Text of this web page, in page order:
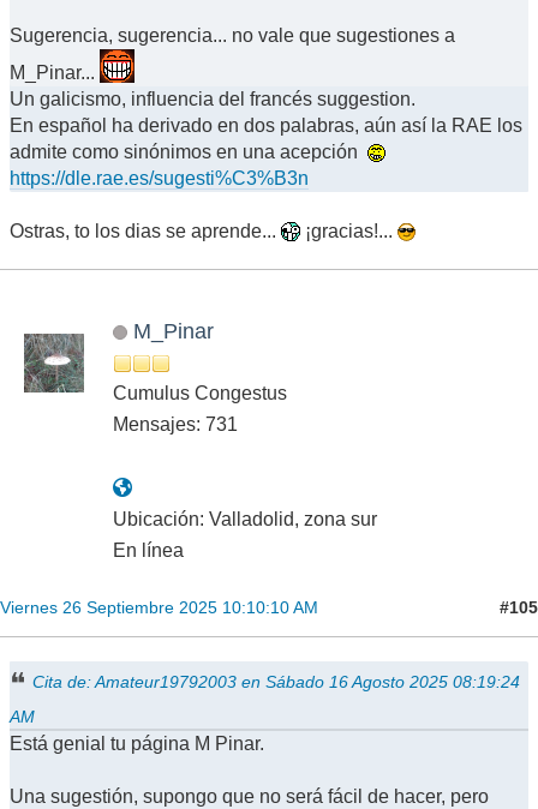
Sugerencia, sugerencia... no vale que sugestiones a
M_Pinar...
Un galicismo, influencia del francés suggestion.
En español ha derivado en dos palabras, aún así la RAE los
admite como sinónimos en una acepción
https://dle.rae.es/sugesti%C3%B3n
Ostras, to los dias se aprende... ¡gracias!...
M_Pinar
Cumulus Congestus
Mensajes: 731
Ubicación: Valladolid, zona sur
En línea
Viernes 26 Septiembre 2025 10:10:10 AM #105
Cita de: Amateur19792003 en Sábado 16 Agosto 2025 08:19:24
AM
Está genial tu página M Pinar.
Una sugestión, supongo que no será fácil de hacer, pero